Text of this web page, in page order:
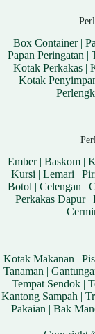
Box Container|
Papan Peringatan |
Kotak Perkakas|
Kotak
Ember|Baskom |
Kursi |Lemari |
Botol |Celengan |
Perkakas Dapur|
Kotak Makanan |
Tanaman|
Tempat Sendok|
Kantong Sampah |
Pakaian| Bak